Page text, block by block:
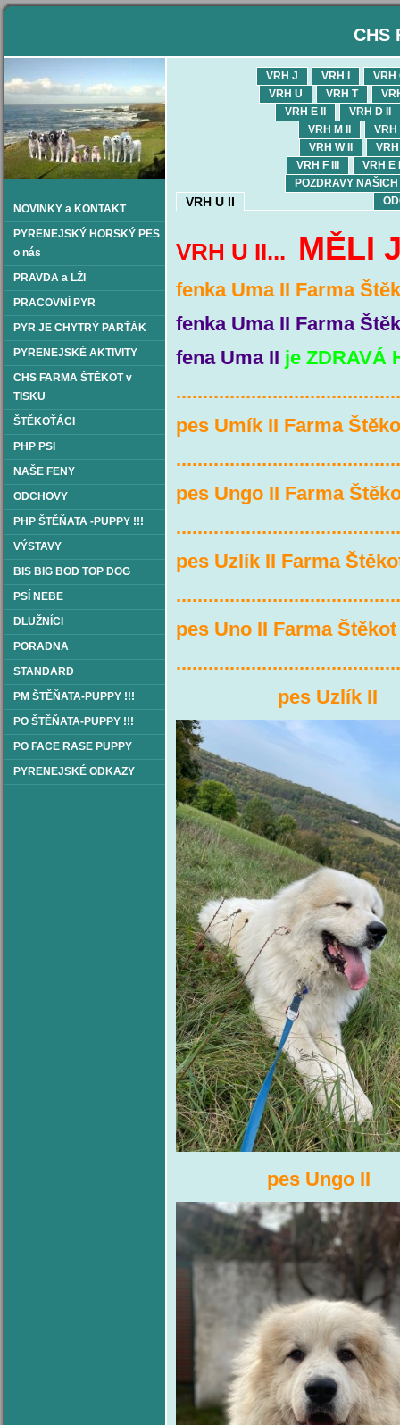
CHS
NOVINKY a KONTAKT
PYRENEJSKÝ HORSKÝ PES
o nás
PRAVDA a LŽI
PRACOVNÍ PYR
PYR JE CHYTRÝ PARŤÁK
PYRENEJSKÉ AKTIVITY
CHS FARMA ŠTĚKOT v
TISKU
ŠTĚKOŤÁCI
PHP PSI
NAŠE FENY
ODCHOVY
PHP ŠTĚŇATA -PUPPY !!!
VÝSTAVY
BIS BIG BOD TOP DOG
PSÍ NEBE
DLUŽNÍCI
PORADNA
STANDARD
PM ŠTĚŇATA-PUPPY !!!
PO ŠTĚŇATA-PUPPY !!!
PO FACE RASE PUPPY
PYRENEJSKÉ ODKAZY
VRH U II
VRH
VRH I
VRH J
VRH T
VRH U
VRH D II
VRH E II
VRH
VRH M II
VRH W II
VRH E
VRH F III
POZDRAVY
VRH U II... MĚLI
fenka Uma II Farma
fenka Uma II Farma
fena Uma II je ZDRAVÁ
pes Umík II Farma
pes Ungo II Farma
pes Uzlík II Farma
pes Uno II Farma
pes
pes